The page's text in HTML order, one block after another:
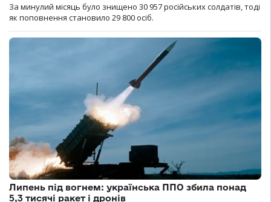
За минулий місяць було знищено 30 957 російських солдатів, тоді
як поповнення становило 29 800 осіб.
Липень під вогнем: українська ППО збила понад
5,3 тисячі ракет і дронів